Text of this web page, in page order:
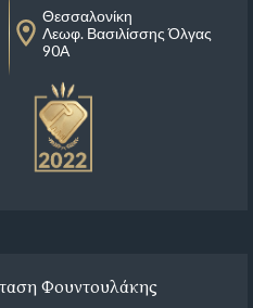
Θεσσαλονίκη
Λεωφ. Βασιλίσσης Όλγας
90Α
Φουντουλάκης